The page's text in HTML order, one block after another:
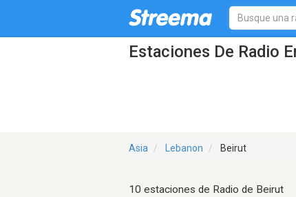
Estaciones De Radio
Asia Lebanon Beirut
10 estaciones de Radio de Beirut